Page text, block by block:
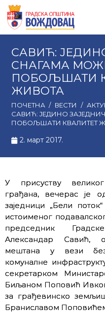
САВИЋ:
СНАГАМА
ПОБОЉШАТИ
ЖИВОТА
ПОЧЕТНА / ВЕСТИ /
САВИЋ: ЈЕДИНО
ПОБОЉШАТИ КВАЛИТЕТ
2. март 2017.
У присуству
грађана, вечерас је
заједници „Бели
истоименог
председник
Александар Савић,
мештана у вези
комуналне
секретарком
Биљаном Поповић
за грађевинско
Браниславом